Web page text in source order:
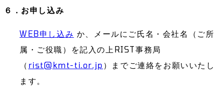
６．お申し込み
WEB申し込み か、メールにご氏名・会社名（ご所
属・ご役職）を記入の上RIST事務局
（ rist@kmt-ti.or.jp ）までご連絡をお願いいたし
ます。